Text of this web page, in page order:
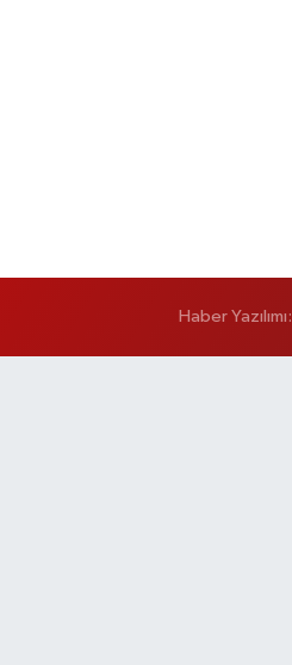
Haber Yazılımı: